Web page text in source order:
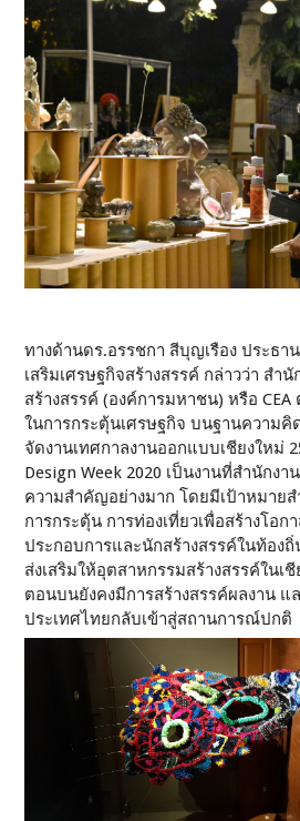
ทางด้านดร.อรรชกา สีบุญเรือง ประธา
เสริมเศรษฐกิจสร้างสรรค์ กล่าวว่า สํานั
สร้างสรรค์ (องค์การมหาชน) หรือ
ในการกระตุ้นเศรษฐกิจ บนฐานความคิ
จัดงานเทศกาลงานออกแบบเชียงใหม่
Design Week 2020 เป็นงานที่สำนักงา
ความสำคัญอย่างมาก โดยมีเป้าหมาย
การกระตุ้น การท่องเที่ยวเพื่อสร้างโอก
ประกอบการและนักสร้างสรรค์ในท้อง
ส่งเสริมให้อุตสาหกรรมสร้างสรรค์ในเ
ตอนบนยังคงมีการสร้างสรรค์ผลงาน แ
ประเทศไทยกลับเข้าสู่สถานการณ์ปกติ